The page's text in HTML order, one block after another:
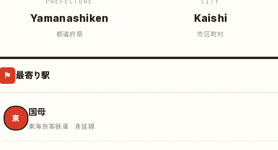
Yamanashiken
都道府県
Kaishi
市区町村
⚑ 最寄り駅
東
国母
東海旅客鉄道 · 身延線